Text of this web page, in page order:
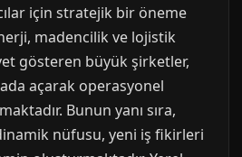
için stratejik bir öneme
madencilik ve lojistik
gösteren büyük şirketler,
açarak operasyonel
Bunun yanı sıra,
nüfusu, yeni iş fikirleri